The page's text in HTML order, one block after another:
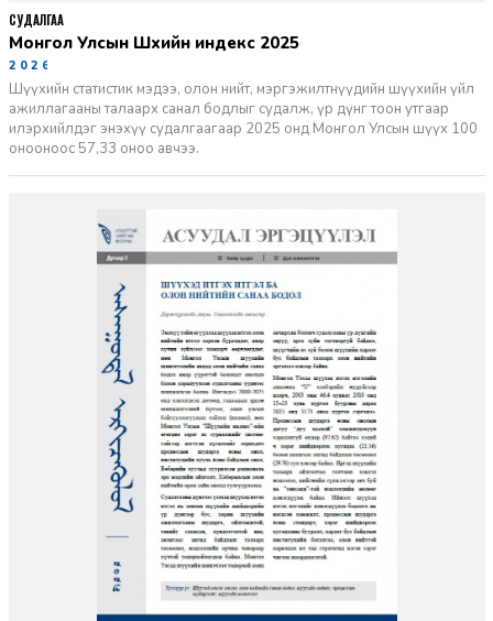
Монгол Улсын Шүүхийн индекс 2025
2026-06-11
Шүүхийн статистик мэдээ, олон нийт, мэргэжилтнүүдийн шүүхийн үйл
ажиллагааны талаарх санал бодлыг судалж, үр дүнг тоон утгаар
илэрхийлдэг энэхүү судалгаагаар 2025 онд Монгол Улсын шүүх 100
онооноос 57,33 оноо авчээ.
СУДАЛГАА